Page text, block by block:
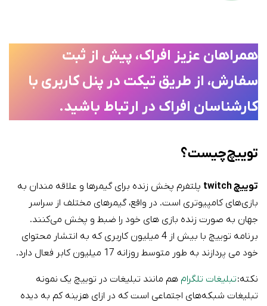
همراهان عزیز افراک، پیش از ثبت
سفارش، از طریق تیکت در پنل کاربری با
کارشناسان افراک در ارتباط باشید.
توییچ چیست؟
توییچ twitch
پلتفرم پخش زنده برای گیمرها و علاقه مندان به
بازی‌های کامپیوتری است. در واقع، گیمرهای مختلف از سراسر
جهان به صورت زنده بازی های خود را ضبط و پخش می‌کنند.
برنامه توییچ با بیش از 4 میلیون کاربری که به انتشار محتوای
خود می پردازند به طور متوسط روزانه 17 میلیون کابر فعال دارد.
نکته:تبلیغات تلگرام هم مانند تبلیغات در توییچ یک نمونه
تبلیغات شبکه‌های اجتماعی است که در ازای هزینه کم به دیده